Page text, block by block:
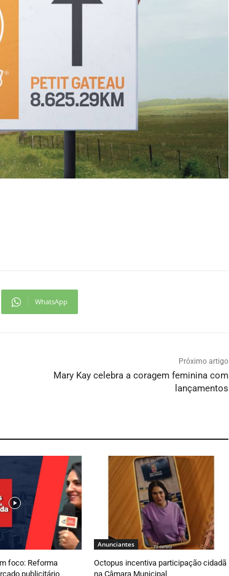
WhatsApp
Próximo artigo
Mary Kay celebra a coragem feminina com
lançamentos
foco: Reforma
publicitário
Anunciantes
Octopus incentiva participação cidadã
na Câmara Municipal